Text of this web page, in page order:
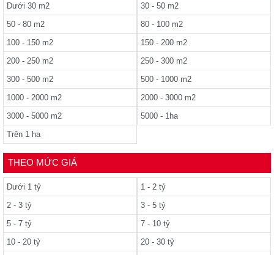
Dưới 30 m2
30 - 50 m2
50 - 80 m2
80 - 100 m2
100 - 150 m2
150 - 200 m2
200 - 250 m2
250 - 300 m2
300 - 500 m2
500 - 1000 m2
1000 - 2000 m2
2000 - 3000 m2
3000 - 5000 m2
5000 - 1ha
Trên 1 ha
THEO MỨC GIÁ
Dưới 1 tỷ
1 - 2 tỷ
2 - 3 tỷ
3 - 5 tỷ
5 - 7 tỷ
7 - 10 tỷ
10 - 20 tỷ
20 - 30 tỷ